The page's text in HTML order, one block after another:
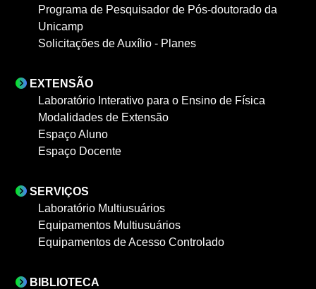
Programa de Pesquisador de Pós-doutorado da
Unicamp
Solicitações de Auxílio - Planes
EXTENSÃO
Laboratório Interativo para o Ensino de Física
Modalidades de Extensão
Espaço Aluno
Espaço Docente
SERVIÇOS
Laboratório Multiusuários
Equipamentos Multiusuários
Equipamentos de Acesso Controlado
BIBLIOTECA